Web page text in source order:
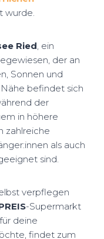
wurde.
Ried, ein
der an
Sonnen und
befindet sich
der
in höhere
zahlreiche
als auch
sind.
verpflegen
-Supermarkt
deine
findet zum